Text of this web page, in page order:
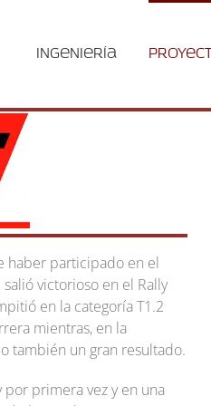
Ingeniería
haber participado en el
victorioso en el Rally
en la categoría T1.2
mientras, en la
también un gran resultado.
por primera vez y en una